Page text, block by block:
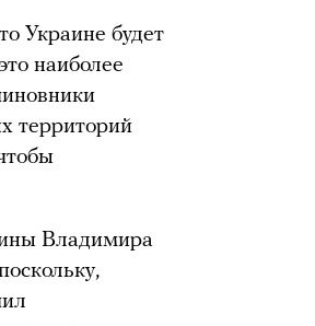
Украине будет
наиболее
территорий
Владимира